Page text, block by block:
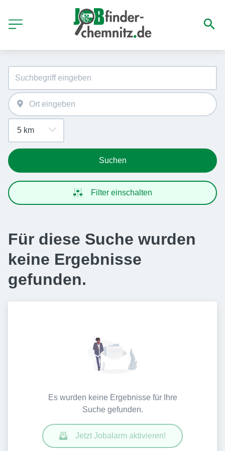
Suchen
Filter einschalten
Für diese Suche wurden
keine Ergebnisse
gefunden.
Es wurden keine Ergebnisse für Ihre
Suche gefunden.
Jetzt Jobalarm aktivieren!